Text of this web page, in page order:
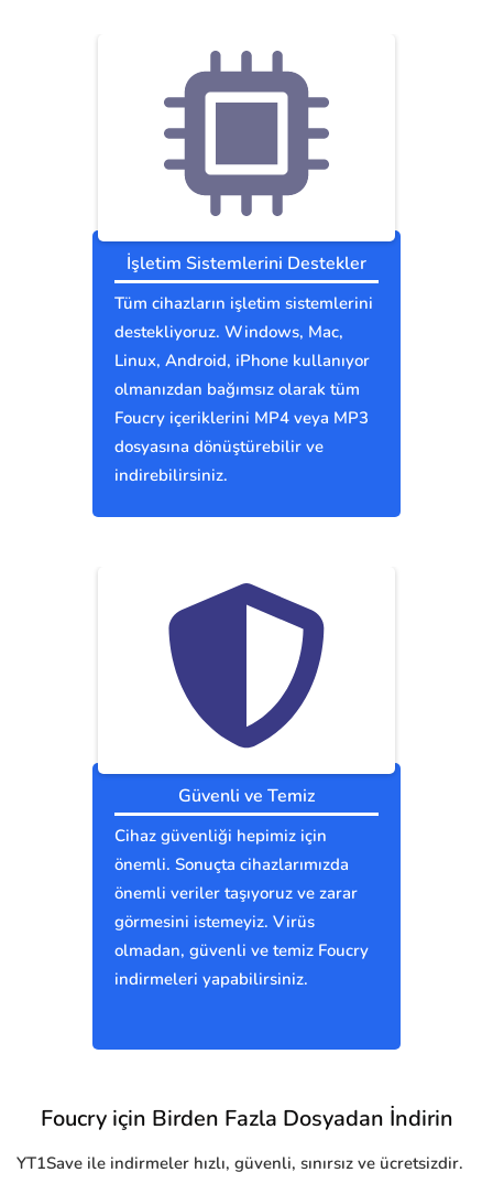
İşletim Sistemlerini Destekler
Tüm cihazların işletim sistemlerini
destekliyoruz. Windows, Mac,
Linux, Android, iPhone kullanıyor
olmanızdan bağımsız olarak tüm
Foucry içeriklerini MP4 veya MP3
dosyasına dönüştürebilir ve
indirebilirsiniz.
Güvenli ve Temiz
Cihaz güvenliği hepimiz için
önemli. Sonuçta cihazlarımızda
önemli veriler taşıyoruz ve zarar
görmesini istemeyiz. Virüs
olmadan, güvenli ve temiz Foucry
indirmeleri yapabilirsiniz.
Foucry için Birden Fazla Dosyadan İndirin
YT1Save ile indirmeler hızlı, güvenli, sınırsız ve ücretsizdir.